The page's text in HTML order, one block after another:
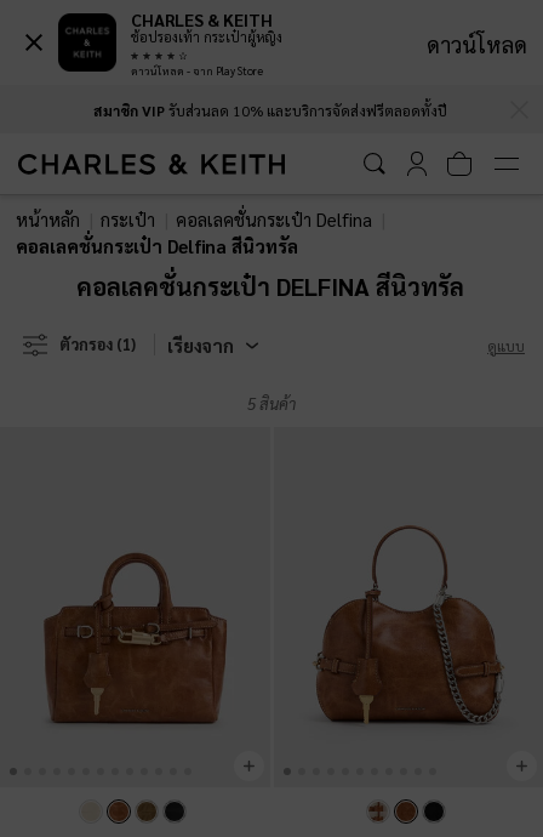
สมาชิก VIPรับส่วนลด 10% และบริการจัดส่งฟรีตลอดทั้งปี
สมาชิก VIP รับส่วนลด 10% และบริการจัดส่งฟรีตลอดทั้งปี
หน้าหลัก กระเป๋า
คอลเลคชั่นกระเป๋า Delfina
คอลเลคชั่นกระเป๋า Delfina สีนิวทรัล
คอลเลคชั่นกระเป๋า DELFINA สีนิวทรัล
ตัวกรอง (1) เรียงจาก ดูแบบ
5 สินค้า
CHARLES & KEITH
ช้อปรองเท้า กระเป๋าผู้หญิง
ดาวน์โหลด - จาก Play Store
ดาวน์โหลด